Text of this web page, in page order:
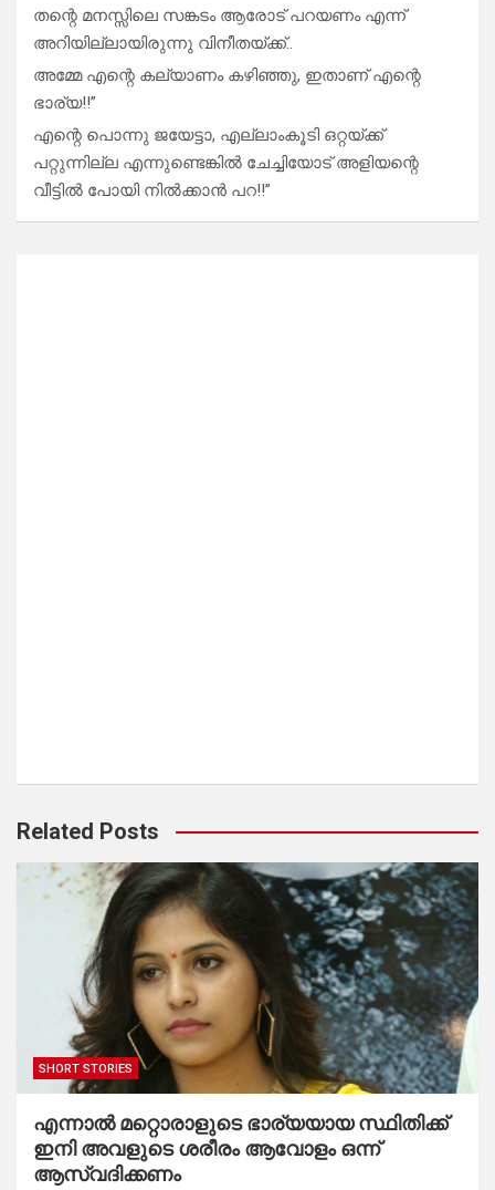
തന്റെ മനസ്സിലെ സങ്കടം ആരോട് പറയണം എന്ന്
അറിയില്ലായിരുന്നു വിനീതയ്ക്ക്..
അമ്മേ എന്റെ കല്യാണം കഴിഞ്ഞു, ഇതാണ് എന്റെ
ഭാര്യ!!”
എന്റെ പൊന്നു ജയേട്ടാ, എല്ലാംകൂടി ഒറ്റയ്ക്ക്
പറ്റുന്നില്ല എന്നുണ്ടെങ്കിൽ ചേച്ചിയോട് അളിയന്റെ
വീട്ടിൽ പോയി നിൽക്കാൻ പറ!!”
Related Posts
SHORT STORIES
എന്നാൽ മറ്റൊരാളുടെ ഭാര്യയായ സ്ഥിതിക്ക്
ഇനി അവളുടെ ശരീരം ആവോളം ഒന്ന്
ആസ്വദിക്കണം